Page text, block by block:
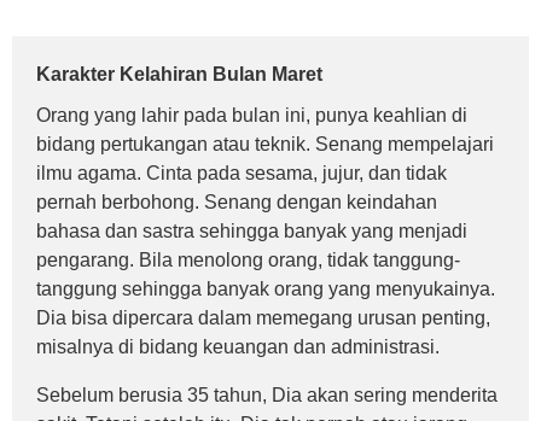
Karakter Kelahiran Bulan Maret
Orang yang lahir pada bulan ini, punya keahlian di
bidang pertukangan atau teknik. Senang mempelajari
ilmu agama. Cinta pada sesama, jujur, dan tidak
pernah berbohong. Senang dengan keindahan
bahasa dan sastra sehingga banyak yang menjadi
pengarang. Bila menolong orang, tidak tanggung-
tanggung sehingga banyak orang yang menyukainya.
Dia bisa dipercara dalam memegang urusan penting,
misalnya di bidang keuangan dan administrasi.
Sebelum berusia 35 tahun, Dia akan sering menderita